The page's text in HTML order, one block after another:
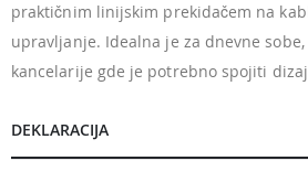
praktičnim linijskim prekidačem na
upravljanje. Idealna je za dnevne
kancelarije gde je potrebno spojiti
DEKLARACIJA